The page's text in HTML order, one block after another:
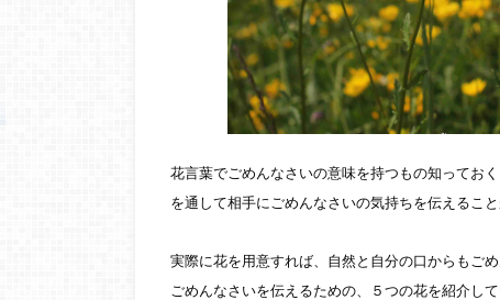
花言葉でごめんなさいの意味を持つもの知ってお
を通して相手にごめんなさいの気持ちを伝えること
実際に花を用意すれば、自然と自分の口からもご
ごめんなさいを伝えるための、５つの花を紹介し